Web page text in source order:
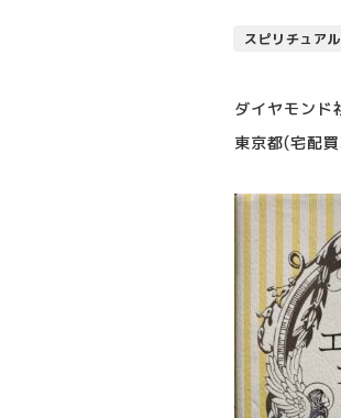
スピリチュア
ダイヤモンド
東京都(宅配